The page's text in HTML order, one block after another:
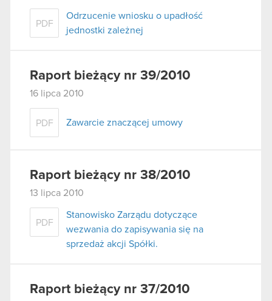
PDF
Odrzucenie wniosku o upadłość
jednostki zależnej
Raport bieżący nr 39/2010
16 lipca 2010
PDF Zawarcie znaczącej umowy
Raport bieżący nr 38/2010
13 lipca 2010
PDF
Stanowisko Zarządu dotyczące
wezwania do zapisywania się na
sprzedaż akcji Spółki.
Raport bieżący nr 37/2010